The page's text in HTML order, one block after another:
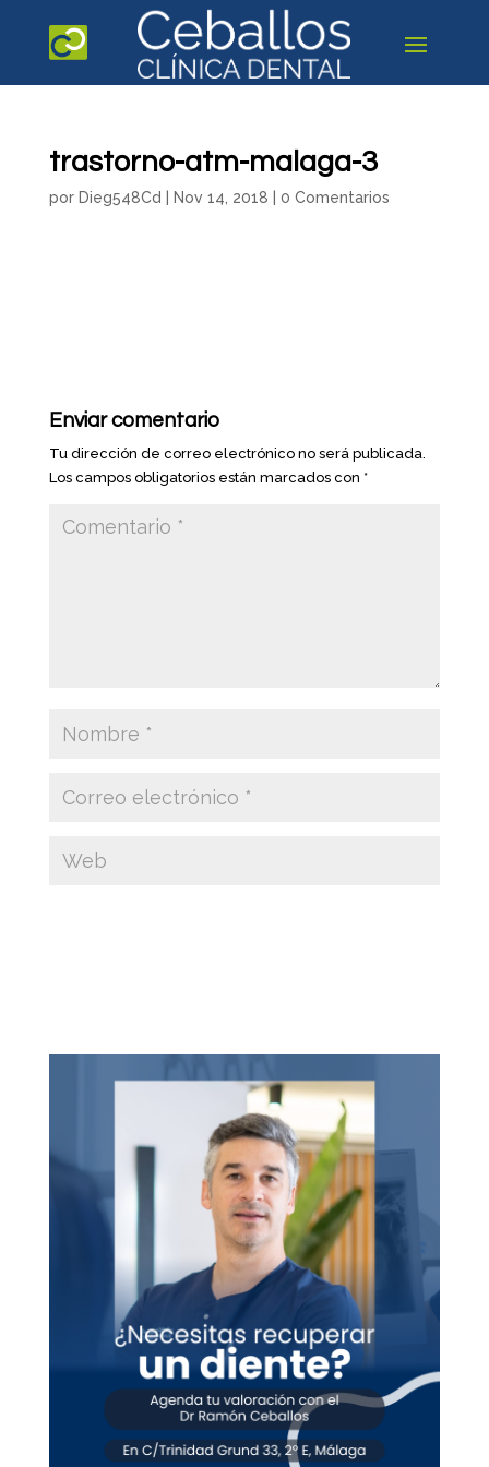
trastorno-atm-malaga-3
por Dieg548Cd Nov 14, 2018 0 Comentarios
Enviar comentario
Tu dirección de correo electrónico no será publicada.
Los campos obligatorios están marcados con *